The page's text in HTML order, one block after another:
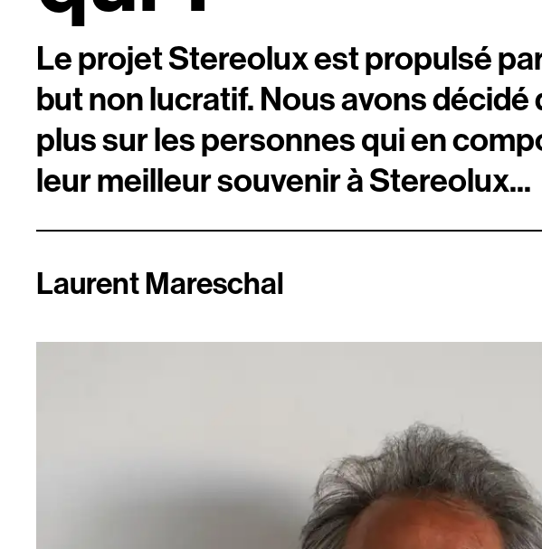
Le projet Stereolux est propulsé
but non lucratif. Nous avons décidé
plus sur les personnes qui en
leur meilleur souvenir à Stereolux...
Laurent Mareschal
numériques
Infos pratiques
Scopitone